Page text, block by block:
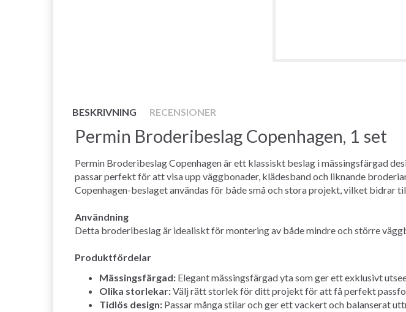
BESKRIVNING RECENSIONER
Permin Broderibeslag Copenhagen, 1 set
Permin Broderibeslag Copenhagen är ett klassiskt beslag i mässingsfärgad
passar perfekt för att visa upp väggbonader, klädesband och liknande
Copenhagen-beslaget användas för både små och stora projekt, vilket bidrar
Användning
Detta broderibeslag är idealiskt för montering av både mindre och större
Produktfördelar
Mässingsfärgad: Elegant mässingsfärgad yta som ger ett exklusivt
Olika storlekar:Välj rätt storlek för ditt projekt för att få perfekt
Tidlös design: Passar många stilar och ger ett vackert och balanserat